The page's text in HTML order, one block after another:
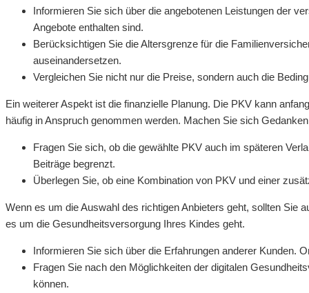
Informieren Sie sich über die angebotenen Leistungen der
Angebote enthalten sind.
Berücksichtigen Sie die Altersgrenze für die
auseinandersetzen.
Vergleichen Sie nicht nur die Preise, sondern auch die
Ein weiterer Aspekt ist die finanzielle Planung. Die PKV kann
häufig in Anspruch genommen werden. Machen Sie sich
Fragen Sie sich, ob die gewählte PKV auch im späteren
Beiträge begrenzt.
Überlegen Sie, ob eine Kombination von PKV und einer
Wenn es um die Auswahl des richtigen Anbieters geht, sollten Sie
es um die Gesundheitsversorgung Ihres Kindes geht.
Informieren Sie sich über die Erfahrungen anderer Kunden.
Fragen Sie nach den Möglichkeiten der digitalen
können.